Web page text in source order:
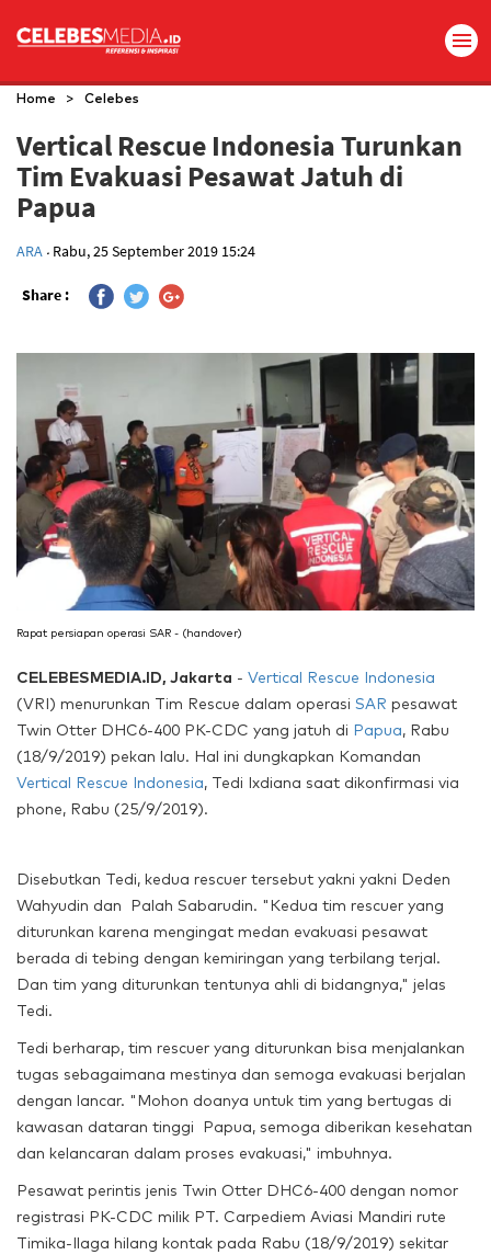
Home > Celebes
Vertical Rescue Indonesia Turunkan
Tim Evakuasi Pesawat Jatuh di
Papua
ARA . Rabu, 25 September 2019 15:24
Share :
Rapat persiapan operasi SAR - (handover)
CELEBESMEDIA.ID, Jakarta - Vertical Rescue Indonesia
(VRI) menurunkan Tim Rescue dalam operasi SAR pesawat
Twin Otter DHC6-400 PK-CDC yang jatuh di Papua, Rabu
(18/9/2019) pekan lalu. Hal ini dungkapkan Komandan
Vertical Rescue Indonesia, Tedi Ixdiana saat dikonfirmasi via
phone, Rabu (25/9/2019).
Disebutkan Tedi, kedua rescuer tersebut yakni yakni Deden
Wahyudin dan Palah Sabarudin. "Kedua tim rescuer yang
diturunkan karena mengingat medan evakuasi pesawat
berada di tebing dengan kemiringan yang terbilang terjal.
Dan tim yang diturunkan tentunya ahli di bidangnya," jelas
Tedi.
Tedi berharap, tim rescuer yang diturunkan bisa menjalankan
tugas sebagaimana mestinya dan semoga evakuasi berjalan
dengan lancar. "Mohon doanya untuk tim yang bertugas di
kawasan dataran tinggi Papua, semoga diberikan kesehatan
dan kelancaran dalam proses evakuasi," imbuhnya.
Pesawat perintis jenis Twin Otter DHC6-400 dengan nomor
registrasi PK-CDC milik PT. Carpediem Aviasi Mandiri rute
Timika-Ilaga hilang kontak pada Rabu (18/9/2019) sekitar